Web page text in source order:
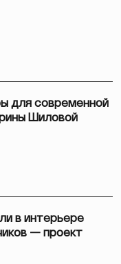
для современной
Шиловой
в интерьере
— проект